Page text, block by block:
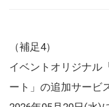
（補足4）
イベントオリジナル
ート」の追加サービ